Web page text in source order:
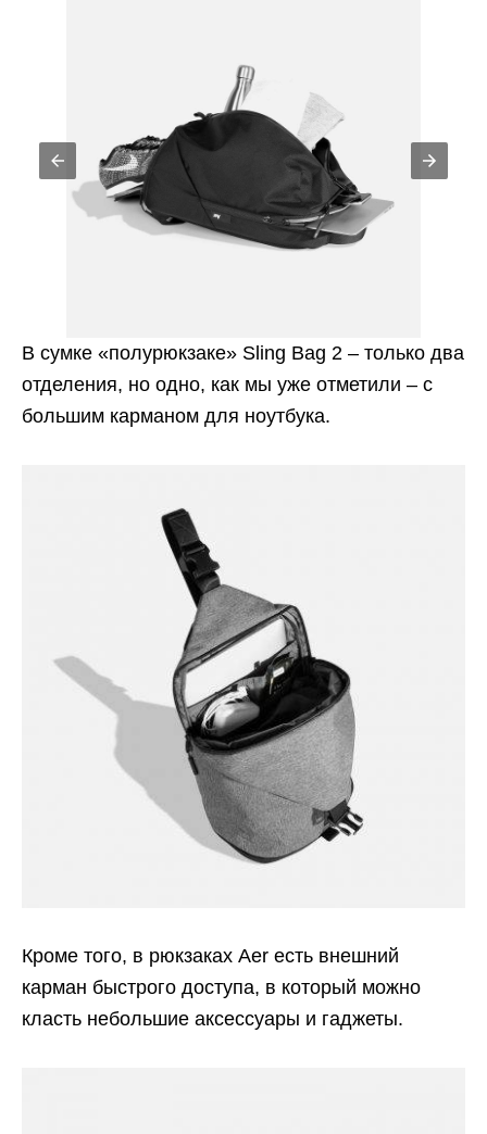
В сумке «полурюкзаке» Sling Bag 2 – только два
отделения, но одно, как мы уже отметили – с
большим карманом для ноутбука.
Кроме того, в рюкзаках Aer есть внешний
карман быстрого доступа, в который можно
класть небольшие аксессуары и гаджеты.